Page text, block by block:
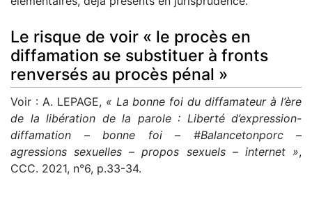
Le risque de voir « le procès en
diffamation se substituer à fronts
renversés au procès pénal »
Voir : A. LEPAGE, « La bonne foi du diffamateur à l’ère
de la libération de la parole : Liberté d’expression-
diffamation – bonne foi – #Balancetonporc –
agressions sexuelles – propos sexuels – internet »,
CCC. 2021, n°6, p.33-34.